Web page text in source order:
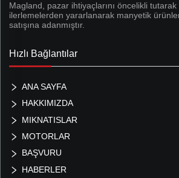
Magland, pazar ihtiyaçlarını öncelikli
ilerlemelerden yararlanarak manyetik
satışına adanmıştır.
Hızlı Bağlantılar
ANA SAYFA
HAKKIMIZDA
MIKNATISLAR
MOTORLAR
BAŞVURU
HABERLER